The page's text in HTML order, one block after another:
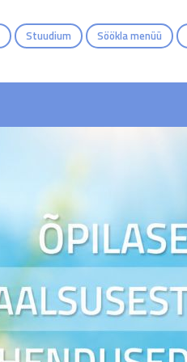
Söökla menüü
Stuudium